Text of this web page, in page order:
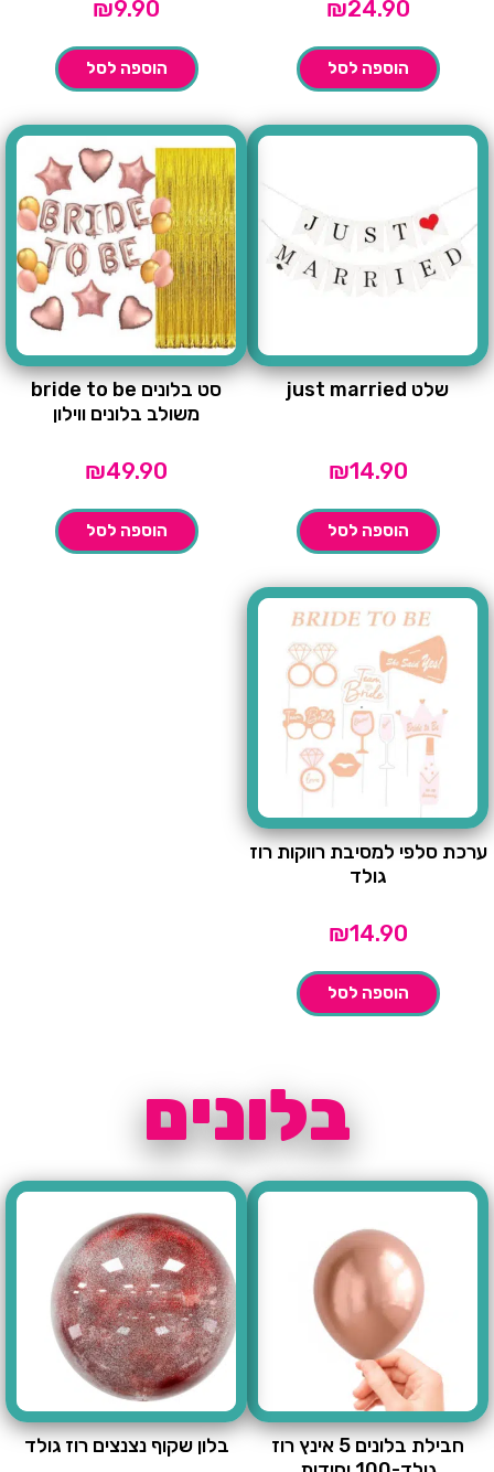
₪24.90
הוספה לסל
₪9.90
הוספה לסל
שלט just married
₪14.90
הוספה לסל
סט בלונים bride to be
משולב בלונים ווילון
₪49.90
הוספה לסל
ערכת סלפי למסיבת רווקות רוז
גולד
₪14.90
הוספה לסל
בלונים
חבילת בלונים 5 אינץ רוז
בלון שקוף נצנצים רוז גולד